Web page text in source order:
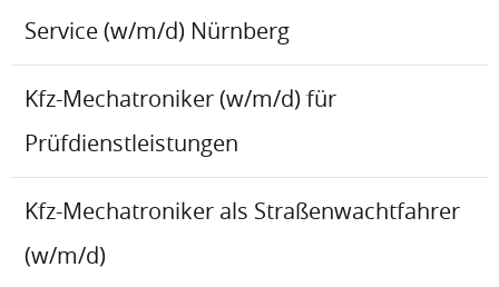
Service (w/m/d) Nürnberg
Kfz-Mechatroniker (w/m/d) für
Prüfdienstleistungen
Kfz-Mechatroniker als Straßenwachtfahrer
(w/m/d)